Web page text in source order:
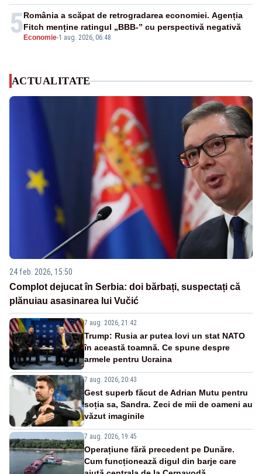
5 Economie-1 aug. 2026, 06:48
România a scăpat de retrogradarea economiei. Agenția
Fitch menține ratingul „BBB-” cu perspectivă negativă
ACTUALITATE
24 feb. 2026, 15:50
Complot dejucat în Serbia: doi bărbați, suspectați că
plănuiau asasinarea lui Vučić
7 aug. 2026, 21:42
Trump: Rusia ar putea lovi un stat NATO
în această toamnă. Ce spune despre
armele pentru Ucraina
7 aug. 2026, 20:43
Gest superb făcut de Adrian Mutu pentru
soția sa, Sandra. Zeci de mii de oameni au
văzut imaginile
7 aug. 2026, 19:45
Operațiune fără precedent pe Dunăre.
Cum funcționează digul din barje care